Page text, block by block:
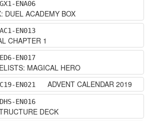
ENA06
DUEL ACADEMY BOX
EN013
CHAPTER 1
EN017
MAGICAL HERO
EN021 ADVENT CALENDAR 2019
EN016
DECK